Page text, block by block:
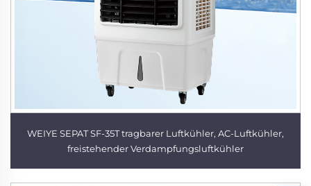
WEIYE SEPAT SF-35T tragbarer Luftkühler, AC-Luftkühler,
freistehender Verdampfungsluftkühler